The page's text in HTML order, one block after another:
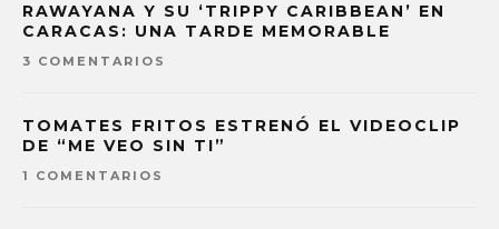
RAWAYANA Y SU ‘TRIPPY CARIBBEAN’ EN
CARACAS: UNA TARDE MEMORABLE
3 COMENTARIOS
TOMATES FRITOS ESTRENÓ EL VIDEOCLIP
DE “ME VEO SIN TI”
1 COMENTARIOS